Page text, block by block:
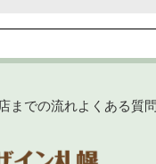
までの流れよくある質